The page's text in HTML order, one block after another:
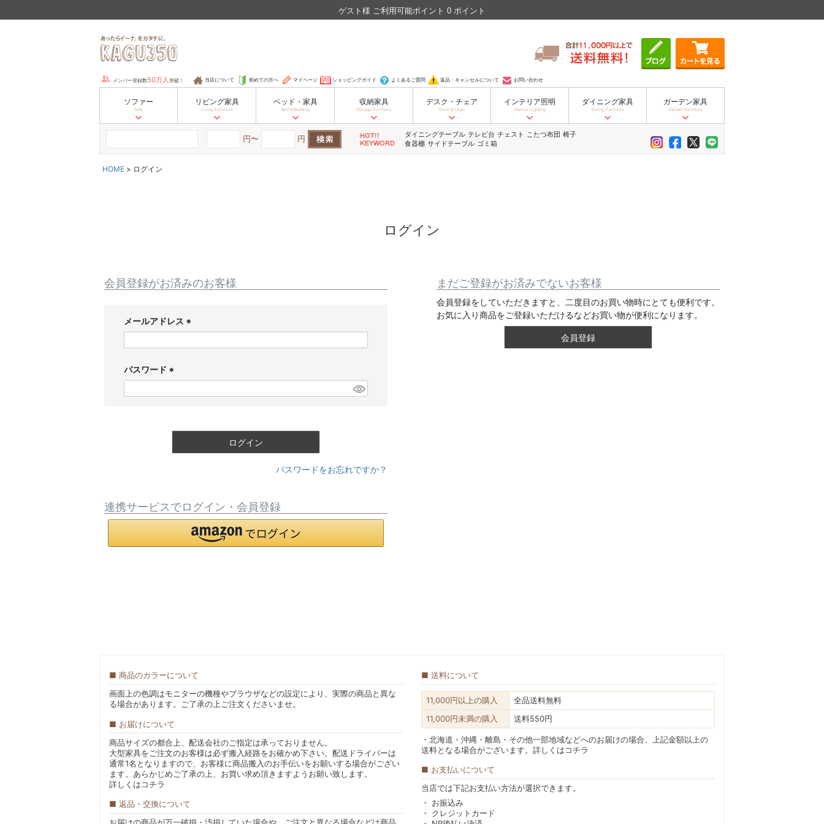
ゲスト 様 ご利用可能ポイント 0 ポイント
メンバー登録数50万人 突破！ 当店について 初めての方へ マイページ ショッピングガイド よくあるご質問 返品・キャンセルについて お問い合わせ
ソファー
Sofa
リビング家具
Living Furniture
ベッド・家具
Bed & Bedding
収納家具
Storage Furniture
デスク・チェア
Desk & Chair
インテリア照明
Interior Lighting
ダイニング家具
Dining Furniture
ガーデン家具
Garden Furniture
円〜 円 ダイニングテーブル テレビ台 チェスト こたつ布団 椅子
食器棚 サイドテーブル ゴミ箱
HOME ログイン
ログイン
会員登録がお済みのお客様
メールアドレス
必
パスワード
必
ログイン
パスワードをお忘れですか？
連携サービスでログイン・会員登録
まだご登録がお済みでないお客様
会員登録をしていただきますと、二度目のお買い物時にとても便利です。
お気に入り商品をご登録いただけるなどお買い物が便利になります。
会員登録
商品のカラーについて
画面上の色調はモニターの機種やブラウザなどの設定により、実際の商品と異な
る場合があります。ご了承の上ご注文くださいませ。
お届けについて
商品サイズの都合上、配送会社のご指定は承っておりません。
大型家具をご注文のお客様は必ず搬入経路をお確かめ下さい。配送ドライバーは
通常1名となりますので、お客様に商品搬入のお手伝いをお願いする場合がござい
ます。あらかじめご了承の上、お買い求め頂きますようお願い致します。
詳しくはコチラ
返品・交換について
送料について
11,000円以上の購入
全品送料無料
11,000円未満の購入
送料550円
・北海道・沖縄・離島・その他一部地域などへのお届けの場合、上記金額以上の
送料となる場合がございます。詳しくはコチラ
お支払いについて
当店では下記お支払い方法が選択できます。
・ お振込み
・ クレジットカード